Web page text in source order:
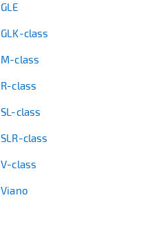
GLE
GLK-class
M-class
R-class
SL-class
SLR-class
V-class
Viano